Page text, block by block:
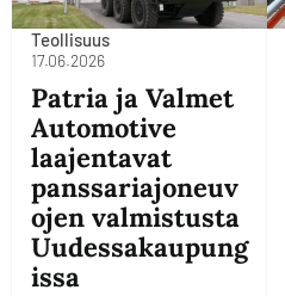
Teollisuus
17.06.2026
Patria ja Valmet
Automotive
laajentavat
panssariajoneuv
ojen valmistusta
Uudessakaupung
issa